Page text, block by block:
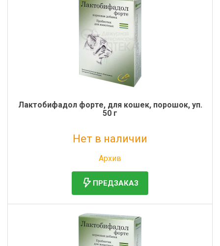
Лактобифадол форте, для кошек, порошок, уп.
50 г
Нет в наличии
Архив
ПРЕДЗАКАЗ